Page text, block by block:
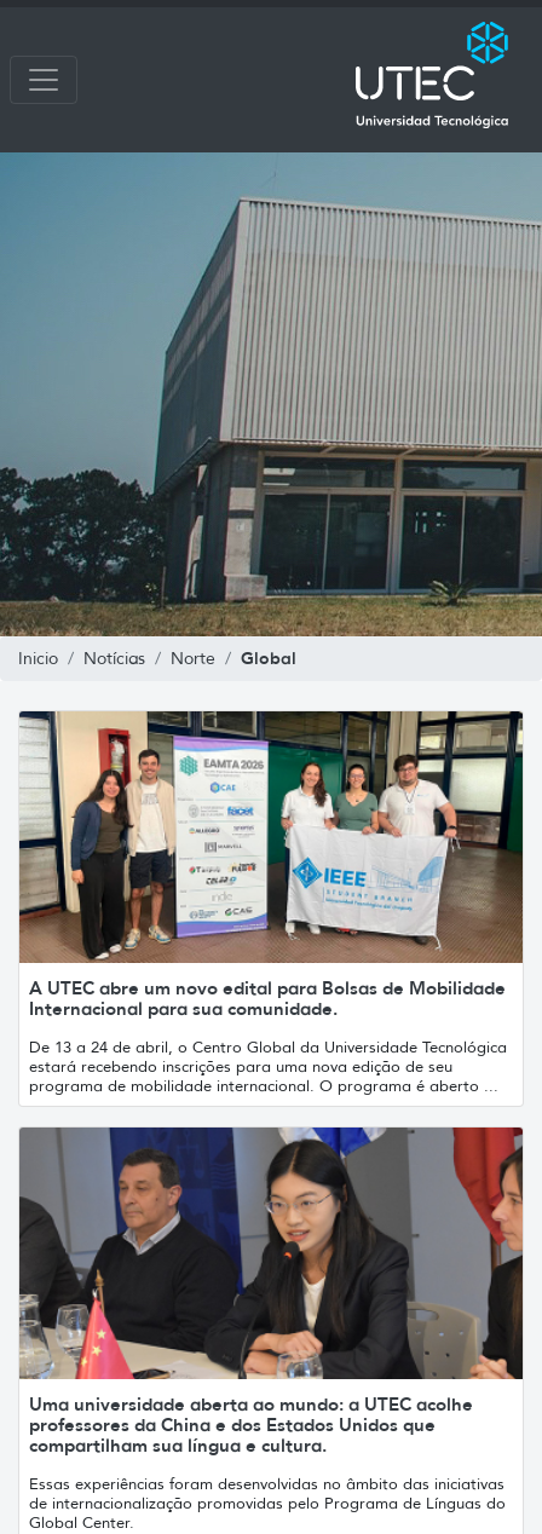
Inicio Notícias Norte Global
A UTEC abre um novo edital para Bolsas de Mobilidade
Internacional para sua comunidade.
De 13 a 24 de abril, o Centro Global da Universidade Tecnológica
estará recebendo inscrições para uma nova edição de seu
programa de mobilidade internacional. O programa é aberto ...
Uma universidade aberta ao mundo: a UTEC acolhe
professores da China e dos Estados Unidos que
compartilham sua língua e cultura.
Essas experiências foram desenvolvidas no âmbito das iniciativas
de internacionalização promovidas pelo Programa de Línguas do
Global Center.